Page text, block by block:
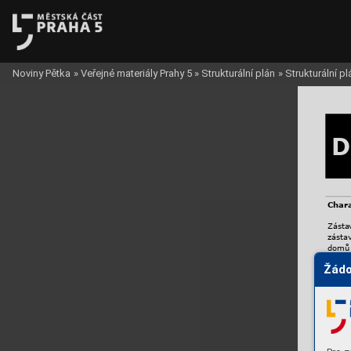
velmi
Noviny Pětka » Veřejné materiály Prahy 5 » Strukturální plán » Strukturální